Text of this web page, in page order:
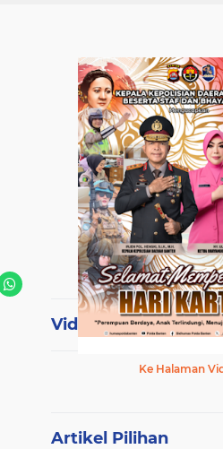
Video Terpopuler
Ke Halaman
Artikel Pilihan